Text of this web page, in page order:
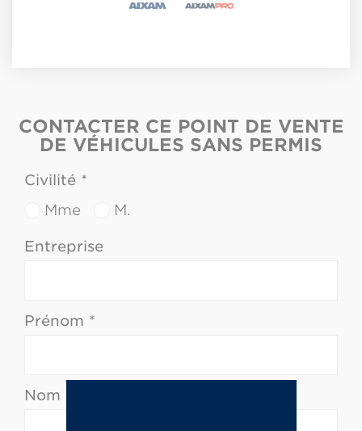
CONTACTER CE POINT DE VENTE
DE VÉHICULES SANS PERMIS
Civilité *
Mme
M.
Entreprise
Prénom *
Nom *